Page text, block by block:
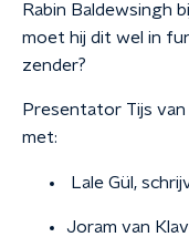
Rabin Baldewsingh
moet hij dit wel in
zender?
Presentator Tijs
met:
Lale Gül,
Joram van